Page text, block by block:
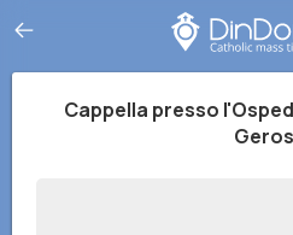
Cappella presso